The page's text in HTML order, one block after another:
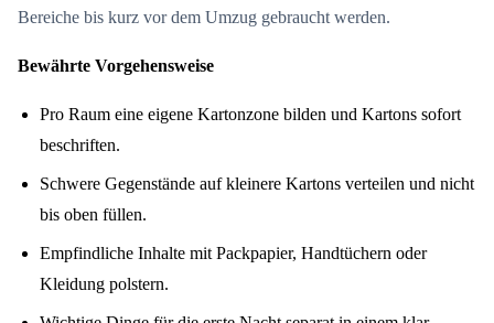
Bereiche bis kurz vor dem Umzug gebraucht werden.
Bewährte Vorgehensweise
Pro Raum eine eigene Kartonzone bilden und Kartons sofort
beschriften.
Schwere Gegenstände auf kleinere Kartons verteilen und nicht
bis oben füllen.
Empfindliche Inhalte mit Packpapier, Handtüchern oder
Kleidung polstern.